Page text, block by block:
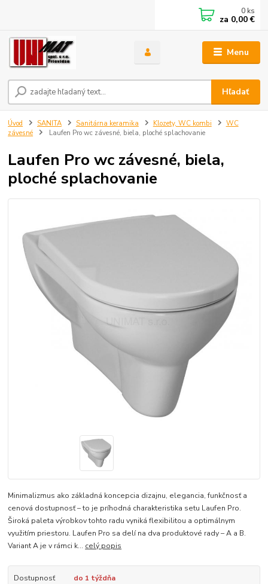
Menu
Hľadať
0 ks
za 0,00 €
Úvod SANITA Sanitárna keramika Klozety, WC kombi
WC
závesné
Laufen Pro wc závesné, biela, ploché splachovanie
Laufen Pro wc závesné, biela,
ploché splachovanie
Minimalizmus ako základná koncepcia dizajnu, elegancia, funkčnosť a
cenová dostupnosť – to je príhodná charakteristika setu Laufen Pro.
Široká paleta výrobkov tohto radu vyniká flexibilitou a optimálnym
využitím priestoru. Laufen Pro sa delí na dva produktové rady – A a B.
Variant A je v rámci k... celý popis
Dostupnosť
do 1 týždňa